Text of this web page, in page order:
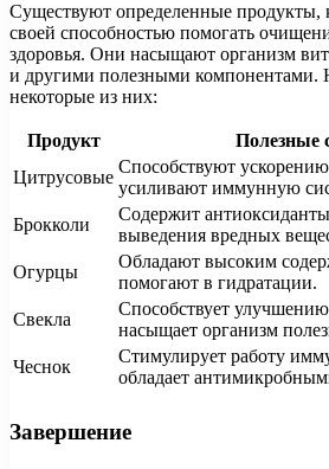
Существуют определенные продукты,
своей способностью помогать
здоровья. Они насыщают организм
и другими полезными компонентами.
некоторые из них:
Продукт
Полезные
Цитрусовые
Способствуют
усиливают иммунную
Брокколи
Содержит
выведения вредных
Огурцы
Обладают высоким
помогают в гидратации.
Свекла
Способствует
насыщает организм
Чеснок
Стимулирует работу
обладает
Завершение